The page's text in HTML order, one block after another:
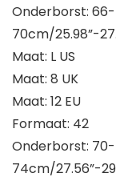
Onderborst: 66-
70cm/25.98”-
Maat: L US
Maat: 8 UK
Maat: 12 EU
Formaat: 42
Onderborst: 70-
74cm/27.56”-